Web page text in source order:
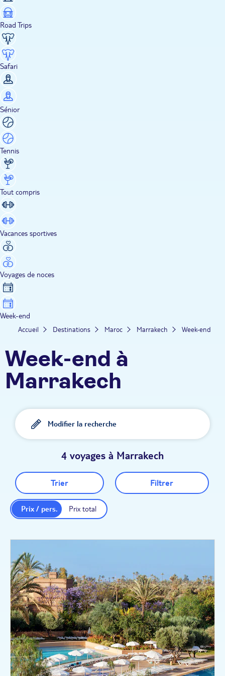
Road Trips
Safari
Sénior
Tennis
Tout compris
Vacances sportives
Voyages de noces
Week-end
Accueil Destinations Maroc Marrakech Week-end
Week-end à
Marrakech
Modifier la recherche
4 voyages à Marrakech
Trier Filtrer
Prix total
Prix / pers.